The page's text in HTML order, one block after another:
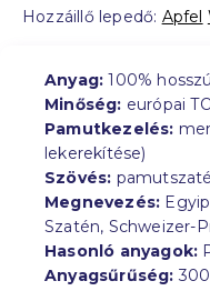
Hozzáillő lepedő: Apfel
Anyag: 100%
Minőség: európai
Pamutkezelés:
lekerekítése)
Szövés:
Megnevezés:
Szatén, Schweizer-
Hasonló anyagok:
Anyagsűrűség: